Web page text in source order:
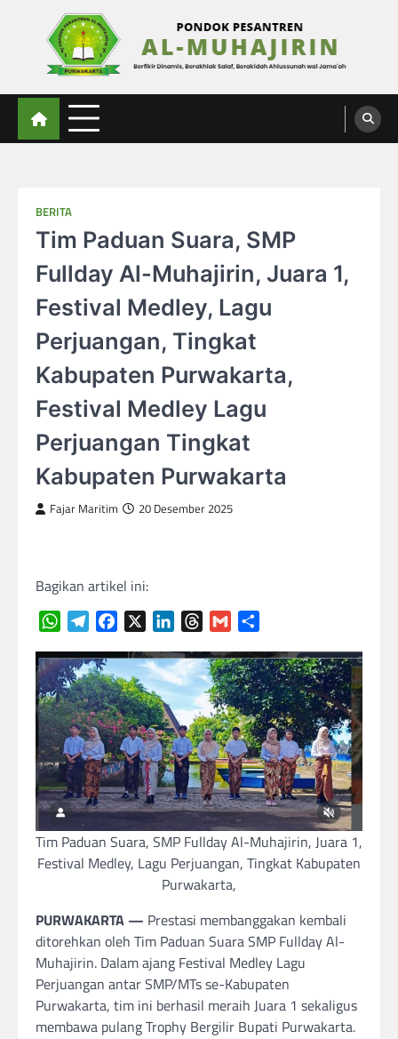
Al-Muhajirin
Berpikir Dinamis – Berakhlak Salaf – Berakidah Ahlussunah wal Jamaah
BERITA
Tim Paduan Suara, SMP
Fullday Al-Muhajirin, Juara 1,
Festival Medley, Lagu
Perjuangan, Tingkat
Kabupaten Purwakarta,
Festival Medley Lagu
Perjuangan Tingkat
Kabupaten Purwakarta
Fajar Maritim 20 Desember 2025
Bagikan artikel ini:
WhatsAppTelegramFacebook LinkedInThreads
Gmail
Tim Paduan Suara, SMP Fullday Al-Muhajirin, Juara 1,
Festival Medley, Lagu Perjuangan, Tingkat Kabupaten
Purwakarta,
PURWAKARTA — Prestasi membanggakan kembali
ditorehkan oleh Tim Paduan Suara SMP Fullday Al-
Muhajirin. Dalam ajang Festival Medley Lagu
Perjuangan antar SMP/MTs se-Kabupaten
Purwakarta, tim ini berhasil meraih Juara 1 sekaligus
membawa pulang Trophy Bergilir Bupati Purwakarta.